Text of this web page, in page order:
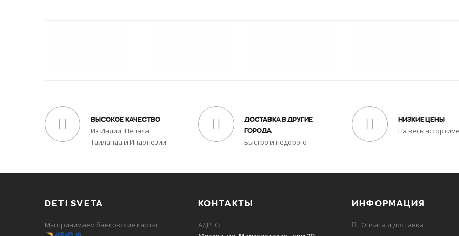
ВЫСОКОЕ КАЧЕСТВО
Из Индии, Непала,
Таиланда и Индонезии
ДОСТАВКА В ДРУГИЕ
ГОРОДА
Быстро и недорого
НИЗКИЕ ЦЕНЫ
На весь
DETI SVETA
Мы принимаем банковские карты
КОНТАКТЫ
АДРЕС:
ИНФОРМАЦИЯ
Оплата и доставка